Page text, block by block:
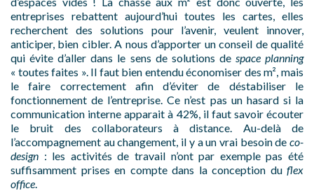
entreprises rebattent aujourd’hui toutes les cartes, elles
recherchent des solutions pour l’avenir, veulent innover,
anticiper, bien cibler. A nous d’apporter un conseil de qualité
qui évite d’aller dans le sens de solutions de space planning
« toutes faites ». Il faut bien entendu économiser des m², mais
le faire correctement afin d’éviter de déstabiliser le
fonctionnement de l’entreprise. Ce n’est pas un hasard si la
communication interne apparait à 42%, il faut savoir écouter
le bruit des collaborateurs à distance. Au-delà de
l’accompagnement au changement, il y a un vrai besoin de co-
design : les activités de travail n’ont par exemple pas été
suffisamment prises en compte dans la conception du flex
office.